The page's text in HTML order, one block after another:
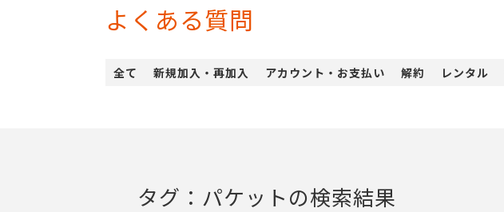
よくある質問
全て 新規加入・再加入 アカウント・お支払い 解約 レンタル
タグ：パケットの検索結果